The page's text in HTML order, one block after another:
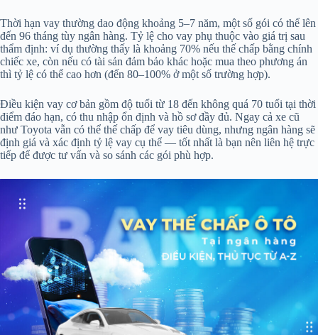
Thời hạn vay thường dao động khoảng 5–7 năm, một số gói có thể lên
đến 96 tháng tùy ngân hàng. Tỷ lệ cho vay phụ thuộc vào giá trị sau
thẩm định: ví dụ thường thấy là khoảng 70% nếu thế chấp bằng chính
chiếc xe, còn nếu có tài sản đảm bảo khác hoặc mua theo phương án
thì tỷ lệ có thể cao hơn (đến 80–100% ở một số trường hợp).
Điều kiện vay cơ bản gồm độ tuổi từ 18 đến không quá 70 tuổi tại thời
điểm đáo hạn, có thu nhập ổn định và hồ sơ đầy đủ. Ngay cả xe cũ
như Toyota vẫn có thể thế chấp để vay tiêu dùng, nhưng ngân hàng sẽ
định giá và xác định tỷ lệ vay cụ thể — tốt nhất là bạn nên liên hệ trực
tiếp để được tư vấn và so sánh các gói phù hợp.